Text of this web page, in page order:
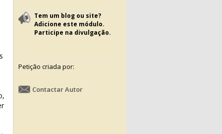
Tem um blog ou site?
Adicione este módulo.
Participe na divulgação.
Petição criada por:
Contactar Autor